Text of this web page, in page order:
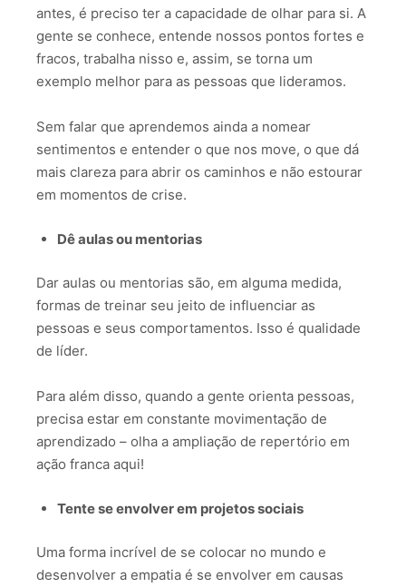
antes, é preciso ter a capacidade de olhar para si. A
gente se conhece, entende nossos pontos fortes e
fracos, trabalha nisso e, assim, se torna um
exemplo melhor para as pessoas que lideramos.
Sem falar que aprendemos ainda a nomear
sentimentos e entender o que nos move, o que dá
mais clareza para abrir os caminhos e não estourar
em momentos de crise.
Dê aulas ou mentorias
Dar aulas ou mentorias são, em alguma medida,
formas de treinar seu jeito de influenciar as
pessoas e seus comportamentos. Isso é qualidade
de líder.
Para além disso, quando a gente orienta pessoas,
precisa estar em constante movimentação de
aprendizado – olha a ampliação de repertório em
ação franca aqui!
Tente se envolver em projetos sociais
Uma forma incrível de se colocar no mundo e
desenvolver a empatia é se envolver em causas